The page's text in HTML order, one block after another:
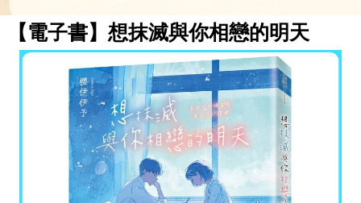
【電子書】想抹滅與你相戀的明天